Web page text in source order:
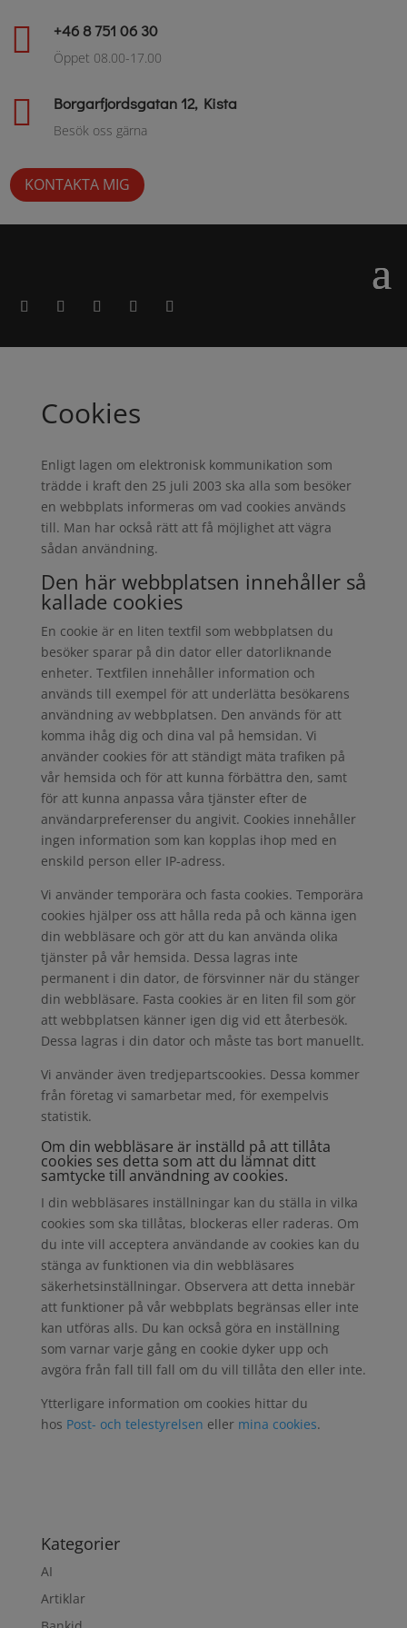
 +46 8 751 06 30
Öppet 08.00-17.00
 Borgarfjordsgatan 12, Kista
Besök oss gärna
KONTAKTA MIG
Cookies
Enligt lagen om elektronisk kommunikation som
trädde i kraft den 25 juli 2003 ska alla som besöker
en webbplats informeras om vad cookies används
till. Man har också rätt att få möjlighet att vägra
sådan användning.
Den här webbplatsen innehåller så
kallade cookies
En cookie är en liten textfil som webbplatsen du
besöker sparar på din dator eller datorliknande
enheter. Textfilen innehåller information och
används till exempel för att underlätta besökarens
användning av webbplatsen. Den används för att
komma ihåg dig och dina val på hemsidan. Vi
använder cookies för att ständigt mäta trafiken på
vår hemsida och för att kunna förbättra den, samt
för att kunna anpassa våra tjänster efter de
användarpreferenser du angivit. Cookies innehåller
ingen information som kan kopplas ihop med en
enskild person eller IP-adress.
Vi använder temporära och fasta cookies. Temporära
cookies hjälper oss att hålla reda på och känna igen
din webbläsare och gör att du kan använda olika
tjänster på vår hemsida. Dessa lagras inte
permanent i din dator, de försvinner när du stänger
din webbläsare. Fasta cookies är en liten fil som gör
att webbplatsen känner igen dig vid ett återbesök.
Dessa lagras i din dator och måste tas bort manuellt.
Vi använder även tredjepartscookies. Dessa kommer
från företag vi samarbetar med, för exempelvis
statistik.
Om din webbläsare är inställd på att tillåta
cookies ses detta som att du lämnat ditt
samtycke till användning av cookies.
I din webbläsares inställningar kan du ställa in vilka
cookies som ska tillåtas, blockeras eller raderas. Om
du inte vill acceptera användande av cookies kan du
stänga av funktionen via din webbläsares
säkerhetsinställningar. Observera att detta innebär
att funktioner på vår webbplats begränsas eller inte
kan utföras alls. Du kan också göra en inställning
som varnar varje gång en cookie dyker upp och
avgöra från fall till fall om du vill tillåta den eller inte.
Ytterligare information om cookies hittar du
hos Post- och telestyrelsen eller mina cookies.
Kategorier
AI
Artiklar